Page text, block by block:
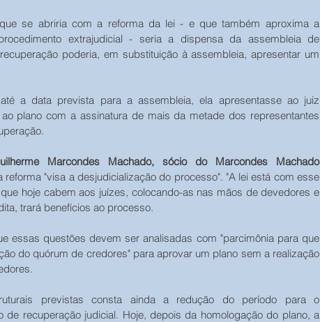
se abriria com a reforma da lei - e que também aproxima a
extrajudicial - seria a dispensa da assembleia de
poderia, em substituição à assembleia, apresentar um
a data prevista para a assembleia, ela apresentasse ao juiz
plano com a assinatura de mais da metade dos representantes
Marcondes Machado, sócio do Marcondes Machado
reforma "visa a desjudicialização do processo". "A lei está com esse
hoje cabem aos juízes, colocando-as nas mãos de devedores e
trará benefícios ao processo.
essas questões devem ser analisadas com "parcimônia para que
do quórum de credores" para aprovar um plano sem a realização
previstas consta ainda a redução do período para o
de recuperação judicial. Hoje, depois da homologação do plano, a